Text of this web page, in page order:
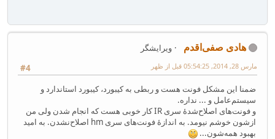
هادی صفی‌اقدم
ویرایشگر
#4
مارس 28, 2014, 05:54:25 قبل از ظهر
ضمنا این مشکل فونت هست و ربطی به کیبورد، کیبورد استاندارد و
سیستم‌عامل و ... نداره.
و فونت‌های اصلاح‌شدهٔ سری IR کار خوبی هست که انجام شدن ولی من
ازشون خوشم نیومد. به اندازهٔ فونت‌های سری hm اصلاح‌نشدن. به امید
بهبود همه‌شون...